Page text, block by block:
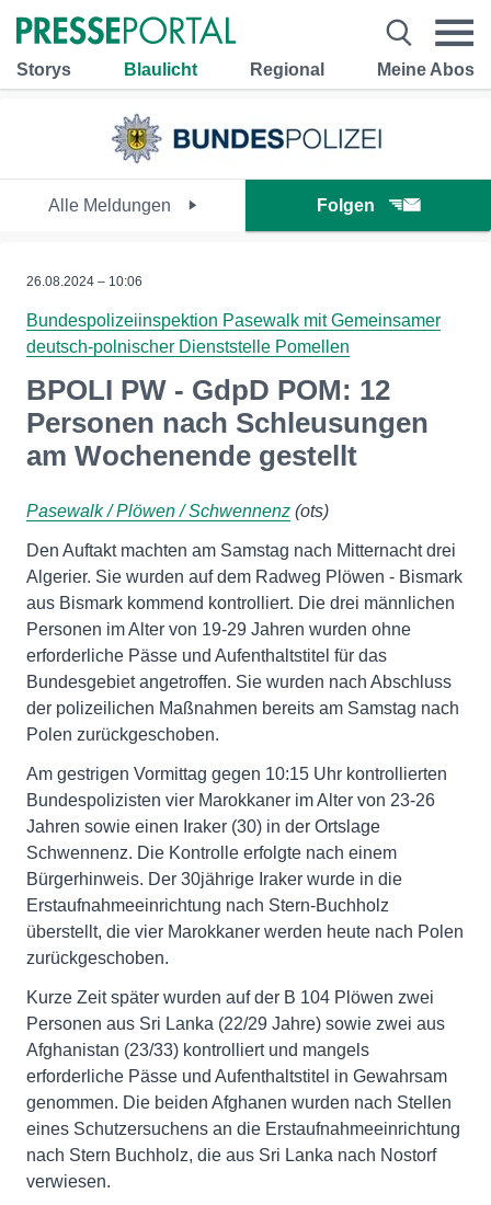
Storys Blaulicht Regional Meine Abos
Alle Meldungen Folgen
26.08.2024 – 10:06
Bundespolizeiinspektion Pasewalk mit Gemeinsamer
deutsch-polnischer Dienststelle Pomellen
BPOLI PW - GdpD POM: 12
Personen nach Schleusungen
am Wochenende gestellt
Pasewalk / Plöwen / Schwennenz (ots)
Den Auftakt machten am Samstag nach Mitternacht drei
Algerier. Sie wurden auf dem Radweg Plöwen - Bismark
aus Bismark kommend kontrolliert. Die drei männlichen
Personen im Alter von 19-29 Jahren wurden ohne
erforderliche Pässe und Aufenthaltstitel für das
Bundesgebiet angetroffen. Sie wurden nach Abschluss
der polizeilichen Maßnahmen bereits am Samstag nach
Polen zurückgeschoben.
Am gestrigen Vormittag gegen 10:15 Uhr kontrollierten
Bundespolizisten vier Marokkaner im Alter von 23-26
Jahren sowie einen Iraker (30) in der Ortslage
Schwennenz. Die Kontrolle erfolgte nach einem
Bürgerhinweis. Der 30jährige Iraker wurde in die
Erstaufnahmeeinrichtung nach Stern-Buchholz
überstellt, die vier Marokkaner werden heute nach Polen
zurückgeschoben.
Kurze Zeit später wurden auf der B 104 Plöwen zwei
Personen aus Sri Lanka (22/29 Jahre) sowie zwei aus
Afghanistan (23/33) kontrolliert und mangels
erforderliche Pässe und Aufenthaltstitel in Gewahrsam
genommen. Die beiden Afghanen wurden nach Stellen
eines Schutzersuchens an die Erstaufnahmeeinrichtung
nach Stern Buchholz, die aus Sri Lanka nach Nostorf
verwiesen.